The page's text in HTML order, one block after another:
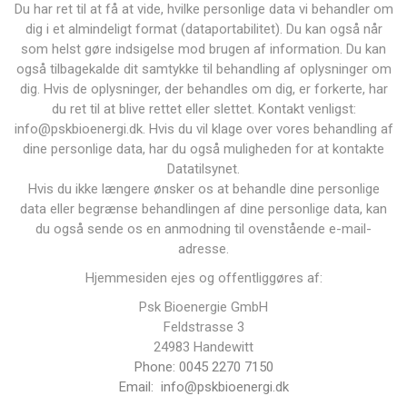
Du har ret til at få at vide, hvilke personlige data vi behandler om
dig i et almindeligt format (dataportabilitet). Du kan også når
som helst gøre indsigelse mod brugen af ​​information. Du kan
også tilbagekalde dit samtykke til behandling af oplysninger om
dig. Hvis de oplysninger, der behandles om dig, er forkerte, har
du ret til at blive rettet eller slettet. Kontakt venligst:
info@pskbioenergi.dk. Hvis du vil klage over vores behandling af
dine personlige data, har du også muligheden for at kontakte
Datatilsynet.
Hvis du ikke længere ønsker os at behandle dine personlige
data eller begrænse behandlingen af ​​dine personlige data, kan
du også sende os en anmodning til ovenstående e-mail-
adresse.
Hjemmesiden ejes og offentliggøres af:
Psk Bioenergie GmbH
Feldstrasse 3
24983 Handewitt
Phone: 0045 2270 7150
Email: info@pskbioenergi.dk